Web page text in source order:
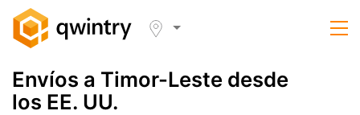
Envíos a Timor-Leste desde
los EE. UU.